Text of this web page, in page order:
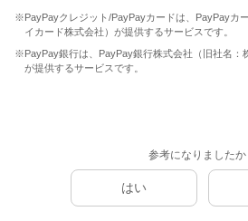
※PayPayクレジット/PayPayカードは、PayPayカ
イカード株式会社）が提供するサービスです。
※PayPay銀行は、PayPay銀行株式会社（旧社名：
が提供するサービスです。
参考になりましたか
はい